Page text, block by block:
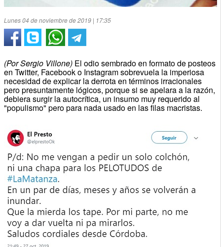
Lunes 04 de noviembre de 2019 | 17:35
(Por Sergio Villone)El odio sembrado en formato de posteos
en Twitter, Facebook o Instagram sobrevuela la imperiosa
necesidad de explicar la derrota en términos irracionales
pero presuntamente lógicos, porque si se apelara a la razón,
debiera surgir la autocrítica, un insumo muy requerido al
"populismo" pero para nada usado en las filas macristas.